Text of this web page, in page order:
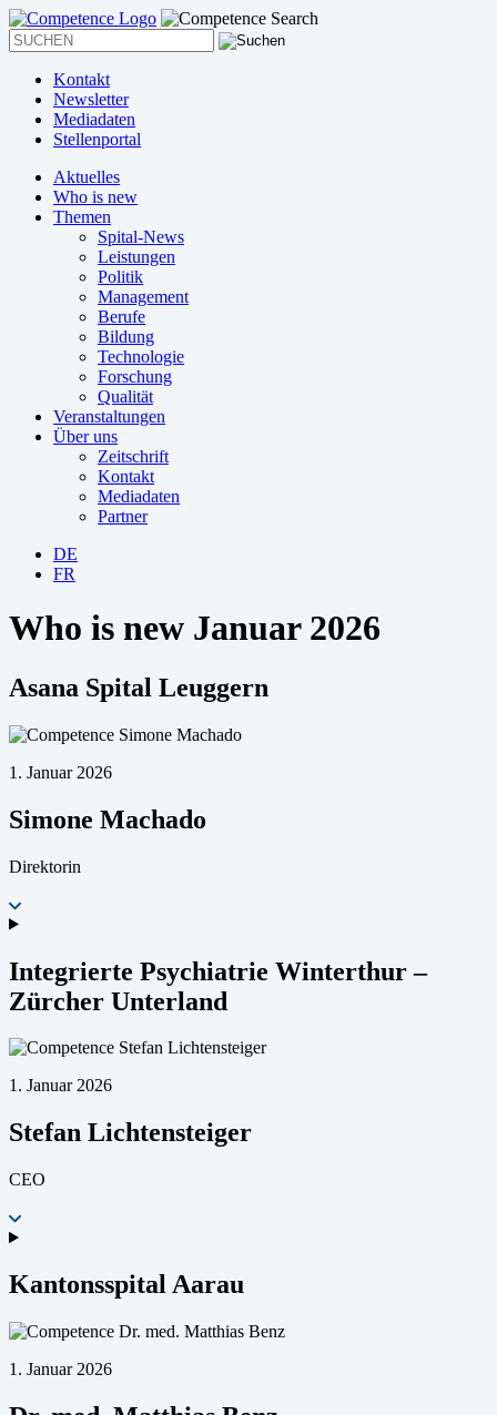
Kontakt
Newsletter
Mediadaten
Stellenportal
Aktuelles
Who is new
Themen
Spital-News
Leistungen
Politik
Management
Berufe
Bildung
Technologie
Forschung
Qualität
Veranstaltungen
Über uns
Zeitschrift
Kontakt
Mediadaten
Partner
DE
FR
Who is new Januar 2026
Asana Spital Leuggern
1. Januar 2026
Simone Machado
Direktorin
Integrierte Psychiatrie Winterthur –
Zürcher Unterland
1. Januar 2026
Stefan Lichtensteiger
CEO
Kantonsspital Aarau
1. Januar 2026